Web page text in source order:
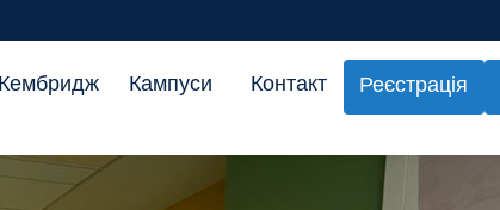
Кембридж Кампуси Контакт Реєстрація